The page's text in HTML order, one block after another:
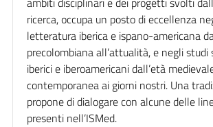
ricerca, occupa un posto di eccellenza
letteratura iberica e ispano-americana
precolombiana all’attualità, e negli
iberici e iberoamericani dall’età
contemporanea ai giorni nostri. Una
propone di dialogare con alcune delle
presenti nell’ISMed.